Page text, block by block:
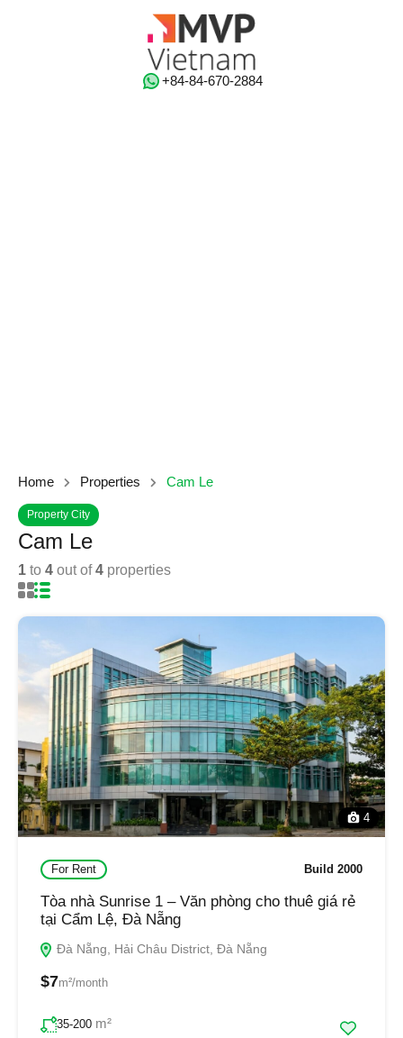
‭+84-84-670-2884‬
Home Properties Cam Le
Property City
Cam Le
1 to 4 out of4 properties
4
For Rent Build 2000
Tòa nhà Sunrise 1 – Văn phòng cho thuê giá rẻ
tại Cẩm Lệ, Đà Nẵng
Đà Nẵng, Hải Châu District, Đà Nẵng
$7m²/month
35-200 m²